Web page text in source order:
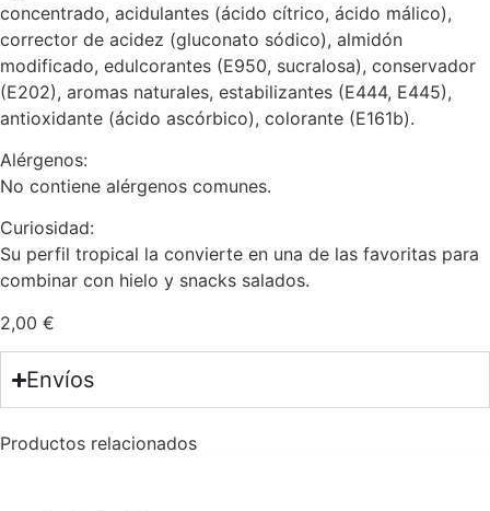
concentrado, acidulantes (ácido cítrico, ácido málico),
corrector de acidez (gluconato sódico), almidón
modificado, edulcorantes (E950, sucralosa), conservador
(E202), aromas naturales, estabilizantes (E444, E445),
antioxidante (ácido ascórbico), colorante (E161b).
Alérgenos:
No contiene alérgenos comunes.
Curiosidad:
Su perfil tropical la convierte en una de las favoritas para
combinar con hielo y snacks salados.
2,00 €
Envíos
Productos relacionados